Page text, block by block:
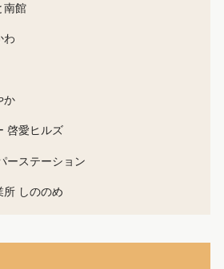
南館
わ
か
啓愛ヒルズ
ーステーション
所 しののめ